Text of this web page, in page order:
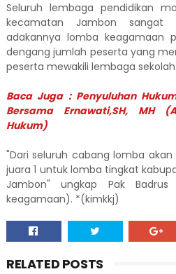
Seluruh lembaga pendidikan
kecamatan Jambon sangat
adakannya lomba keagamaan
dengang jumlah peserta yang
peserta mewakili lembaga
Baca Juga : Penyuluhan
Bersama Ernawati,SH, MH
Hukum)
"Dari seluruh cabang lomba
juara 1 untuk lomba tingkat
Jambon" ungkap Pak
keagamaan). *(kimkkj)
RELATED POSTS